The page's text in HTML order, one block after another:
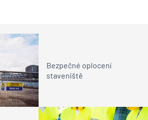
Bezpečné oplocení
staveniště